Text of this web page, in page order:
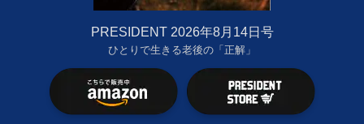
PRESIDENT 2026年8月14日号
ひとりで生きる老後の「正解」